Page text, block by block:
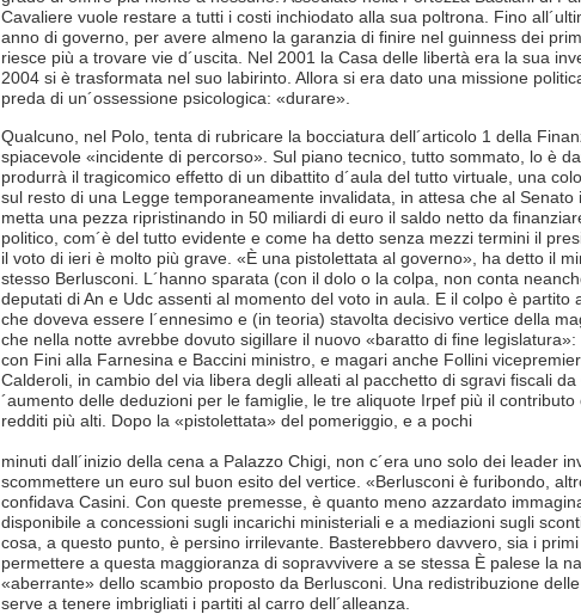
Cavaliere vuole restare a tutti i costi inchiodato alla sua poltrona. Fino
anno di governo, per avere almeno la garanzia di finire nel guinness dei
riesce più a trovare vie d´uscita. Nel 2001 la Casa delle libertà era la sua
2004 si è trasformata nel suo labirinto. Allora si era dato una missione
preda di un´ossessione psicologica: «durare».
Qualcuno, nel Polo, tenta di rubricare la bocciatura dell´articolo 1 della
spiacevole «incidente di percorso». Sul piano tecnico, tutto sommato, lo è
produrrà il tragicomico effetto di un dibattito d´aula del tutto virtuale, una
sul resto di una Legge temporaneamente invalidata, in attesa che al Senato
metta una pezza ripristinando in 50 miliardi di euro il saldo netto da
politico, com´è del tutto evidente e come ha detto senza mezzi termini il
il voto di ieri è molto più grave. «È una pistolettata al governo», ha detto il
stesso Berlusconi. L´hanno sparata (con il dolo o la colpa, non conta
deputati di An e Udc assenti al momento del voto in aula. E il colpo è partito
che doveva essere l´ennesimo e (in teoria) stavolta decisivo vertice della
che nella notte avrebbe dovuto sigillare il nuovo «baratto di fine legislatura»:
con Fini alla Farnesina e Baccini ministro, e magari anche Follini
Calderoli, in cambio del via libera degli alleati al pacchetto di sgravi fiscali
´aumento delle deduzioni per le famiglie, le tre aliquote Irpef più il
redditi più alti. Dopo la «pistolettata» del pomeriggio, e a pochi
minuti dall´inizio della cena a Palazzo Chigi, non c´era uno solo dei leader
scommettere un euro sul buon esito del vertice. «Berlusconi è furibondo,
confidava Casini. Con queste premesse, è quanto meno azzardato
disponibile a concessioni sugli incarichi ministeriali e a mediazioni sugli
cosa, a questo punto, è persino irrilevante. Basterebbero davvero, sia i
permettere a questa maggioranza di sopravvivere a se stessa È palese la
«aberrante» dello scambio proposto da Berlusconi. Una redistribuzione
serve a tenere imbrigliati i partiti al carro dell´alleanza.